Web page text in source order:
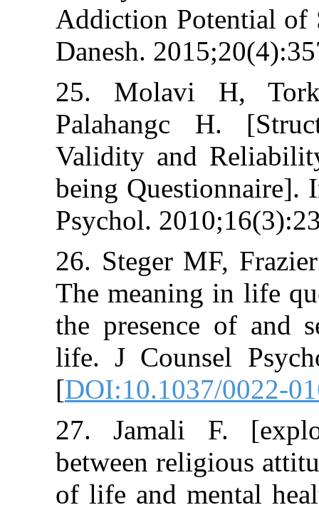
Addiction
Danesh.
25. Molavi
Palahangc H.
Validity and
being
Psychol.
26. Steger
The meaning
the presence
life. J
[DOI:10.1037/
27. Jamali F.
between
of life and